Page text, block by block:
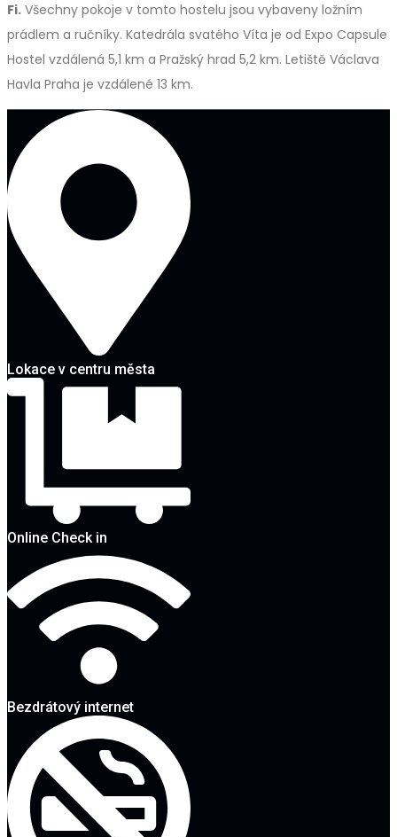
Fi. Všechny pokoje v tomto hostelu jsou vybaveny ložním
prádlem a ručníky. Katedrála svatého Víta je od Expo Capsule
Hostel vzdálená 5,1 km a Pražský hrad 5,2 km. Letiště Václava
Havla Praha je vzdálené 13 km.
Lokace v centru města
Online Check in
Bezdrátový internet